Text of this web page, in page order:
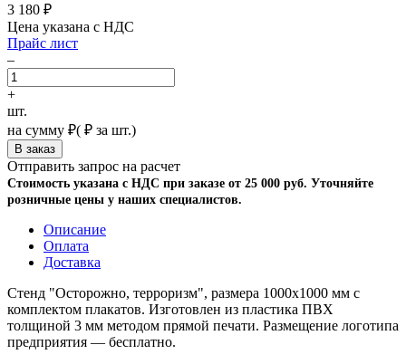
3 180 ₽
Цена указана с НДС
Прайс лист
–
+
шт.
на сумму ₽( ₽ за шт.)
Отправить запрос на расчет
Стоимость указана с НДС при заказе от 25 000 руб. Уточняйте
розничные цены у наших специалистов.
Описание
Оплата
Доставка
Стенд "Осторожно, терроризм", размера 1000х1000 мм с
комплектом плакатов. Изготовлен из пластика ПВХ
толщиной 3 мм методом прямой печати. Размещение логотипа
предприятия — бесплатно.